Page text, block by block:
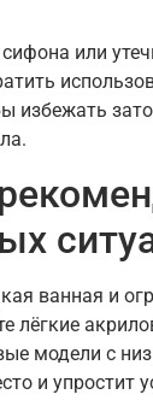
или
избежать
ванная и
лёгкие
модели с
и упростит